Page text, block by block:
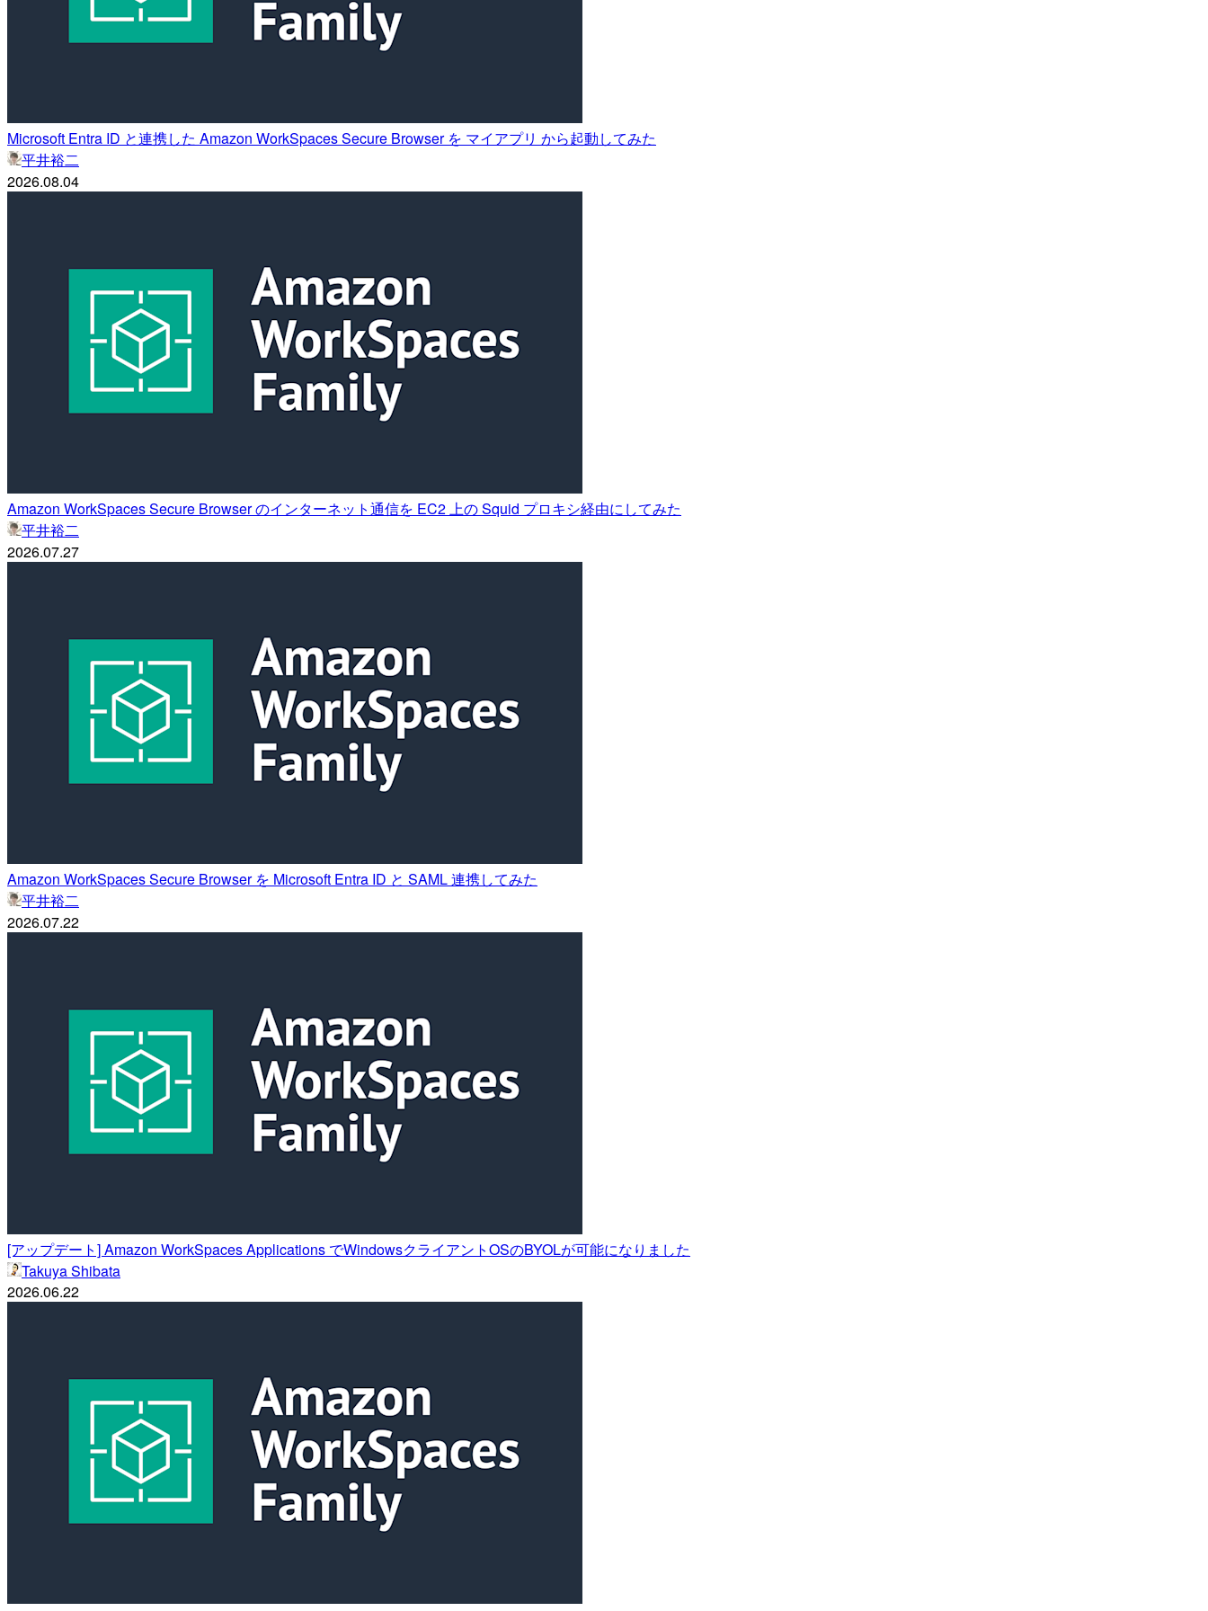
Microsoft Entra ID と連携した Amazon WorkSpaces Secure Browser を マイアプリ から起動してみた
平井裕二
2026.08.04
Amazon WorkSpaces Secure Browser のインターネット通信を EC2 上の Squid プロキシ経由にしてみた
平井裕二
2026.07.27
Amazon WorkSpaces Secure Browser を Microsoft Entra ID と SAML 連携してみた
平井裕二
2026.07.22
[アップデート] Amazon WorkSpaces Applications でWindowsクライアントOSのBYOLが可能になりました
Takuya Shibata
2026.06.22